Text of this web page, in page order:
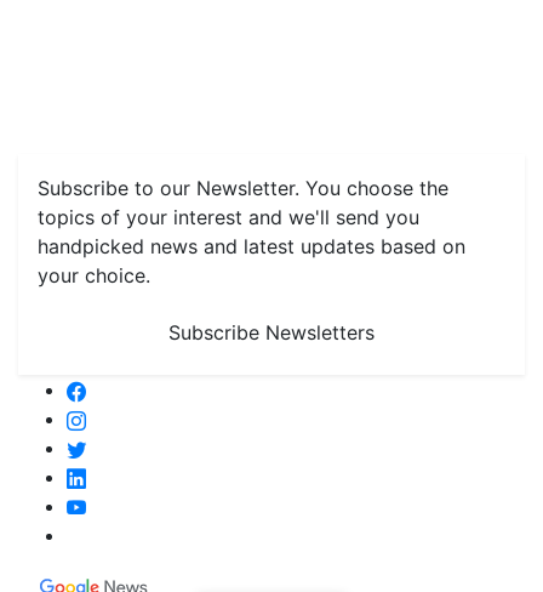
Subscribe to our Newsletter. You choose the
topics of your interest and we'll send you
handpicked news and latest updates based on
your choice.
Subscribe Newsletters